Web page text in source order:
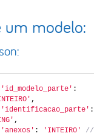
um modelo:
'id_modelo_parte'
,
'identificacao_parte'
,
'anexos' : 'INTEIRO'
//